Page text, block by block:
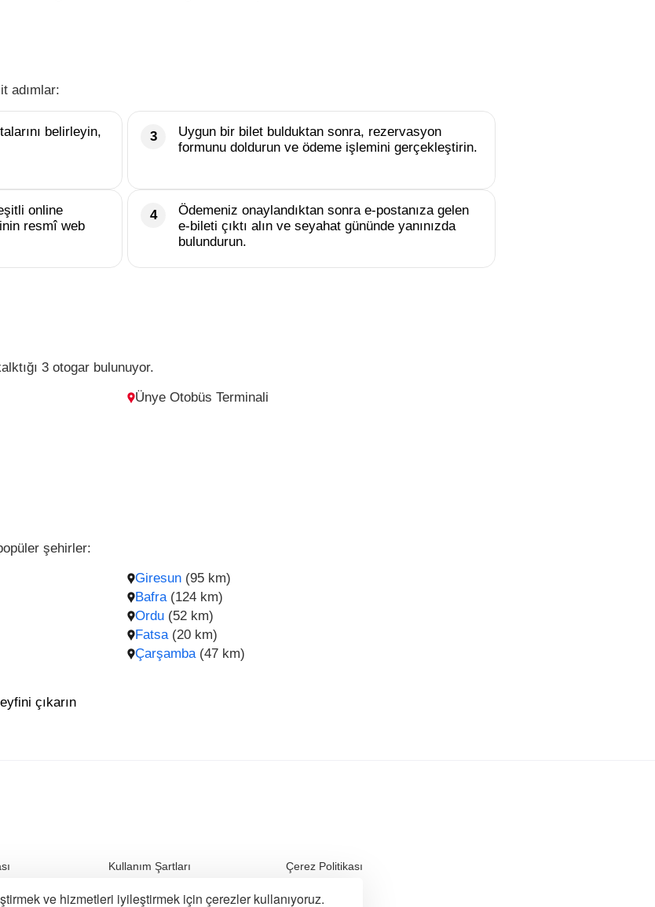
adımlar:
belirleyin,
online
resmî web
Uygun bir bilet bulduktan sonra, rezervasyon
formunu doldurun ve ödeme işlemini gerçekleştirin.
Ödemeniz onaylandıktan sonra e-postanıza gelen
e-bileti çıktı alın ve seyahat gününde yanınızda
bulundurun.
3 otogar bulunuyor.
Ünye Otobüs Terminali
şehirler:
Ordu (52 km)
Giresun (95 km)
Fatsa(20 km)
Bafra(124 km)
Çarşamba(47 km)
çıkarın
Kullanım Şartları Çerez Politikası
ve hizmetleri iyileştirmek için çerezler kullanıyoruz.